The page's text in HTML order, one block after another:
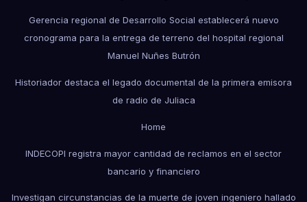
Gerencia regional de Desarrollo Social establecerá nuevo
cronograma para la entrega de terreno del hospital regional
Manuel Nuñes Butrón
Historiador destaca el legado documental de la primera emisora
de radio de Juliaca
Home
INDECOPI registra mayor cantidad de reclamos en el sector
bancario y financiero
Investigan circunstancias de la muerte de joven ingeniero hallado